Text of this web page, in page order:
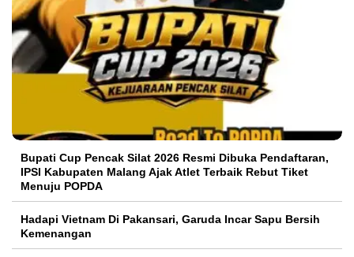
Bupati Cup Pencak Silat 2026 Resmi Dibuka Pendaftaran,
IPSI Kabupaten Malang Ajak Atlet Terbaik Rebut Tiket
Menuju POPDA
Hadapi Vietnam Di Pakansari, Garuda Incar Sapu Bersih
Kemenangan